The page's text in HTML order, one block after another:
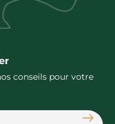
conseils pour votre